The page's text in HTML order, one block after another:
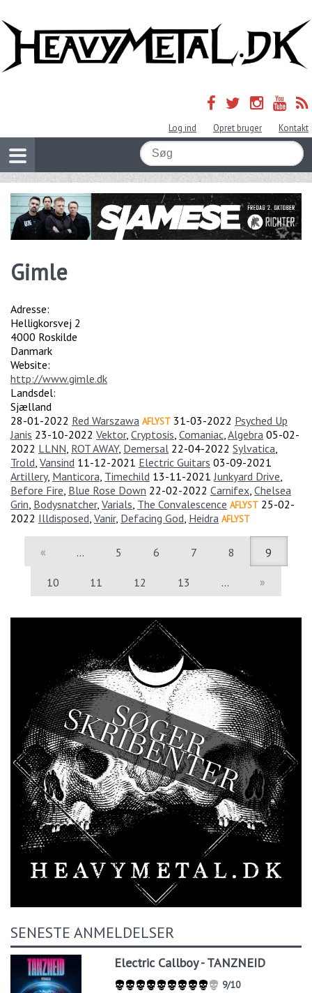
Log ind Opret bruger Kontakt
Gimle
Adresse:
Helligkorsvej 2
4000 Roskilde
Danmark
Website:
http://www.gimle.dk
Landsdel:
Sjælland
28-01-2022 Red Warszawa AFLYST 31-03-2022 Psyched Up
Janis 23-10-2022 Vektor, Cryptosis Comaniac Algebra 05-02-
2022 LLNN ROT AWAY, Demersal 22-04-2022 Sylvatica
Trold Vansind 11-12-2021 Electric Guitars 03-09-2021
Artillery, Manticora Timechild 13-11-2021 Junkyard Drive
Before Fire Blue Rose Down 22-02-2022 Carnifex Chelsea
Grin Bodysnatcher, Varials The Convalescence AFLYST 25-02-
2022 Illdisposed Vanir, Defacing God Heidra AFLYST
« … 5 6 7 8 9
10 11 12 13 … »
SENESTE ANMELDELSER
Electric Callboy - TANZNEID
9/10